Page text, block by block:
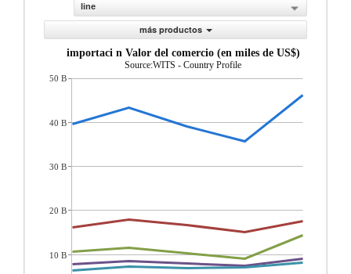
line
más productos
importaci n Valor del comercio (en miles de US$)
Source:WITS - Country Profile
50 B
40 B
30 B
20 B
10 B